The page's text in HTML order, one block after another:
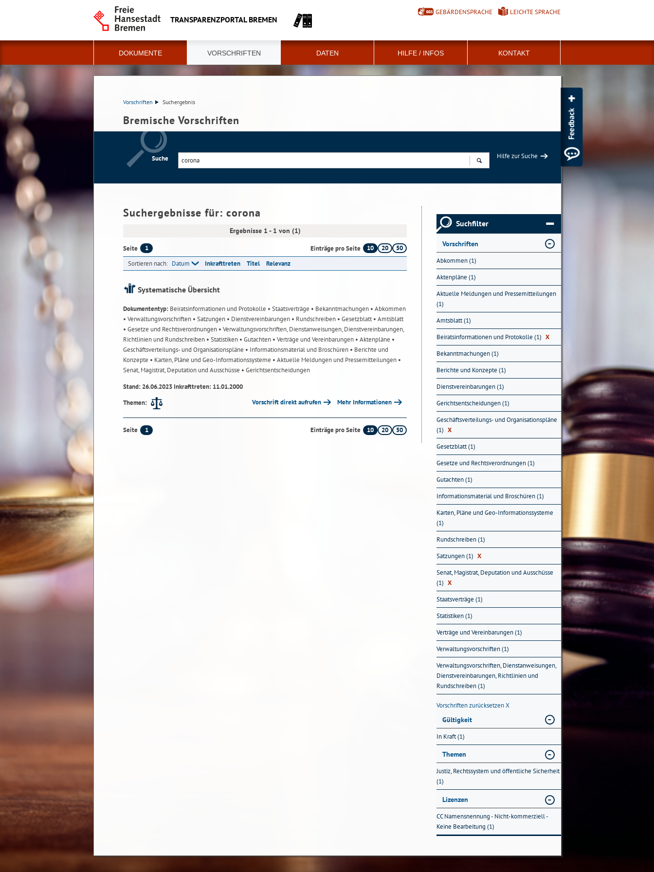
TRANSPARENZPORTAL BREMEN
GEBÄRDENSPRACHE LEICHTE SPRACHE
DOKUMENTE VORSCHRIFTEN DATEN HILFE / INFOS KONTAKT
Vorschriften Suchergebnis
Bremische Vorschriften
Suche
Hilfe zur Suche
Suchergebnisse für: corona
Ergebnisse 1 - 1 von (1)
Seite 1 Einträge pro Seite 10 20
50
Sortieren nach: Datum Inkrafttreten Titel Relevanz
Systematische Übersicht
Dokumententyp: Beiratsinformationen und Protokolle • Staatsverträge • Bekanntmachungen • Abkommen
• Verwaltungsvorschriften • Satzungen • Dienstvereinbarungen • Rundschreiben • Gesetzblatt• Amtsblatt
• Gesetze und Rechtsverordnungen • Verwaltungsvorschriften, Dienstanweisungen, Dienstvereinbarungen,
Richtlinien und Rundschreiben • Statistiken • Gutachten • Verträge und Vereinbarungen • Aktenpläne •
Geschäftsverteilungs- und Organisationspläne • Informationsmaterial und Broschüren • Berichte und
Konzepte • Karten, Pläne und Geo-Informationssysteme • Aktuelle Meldungen und Pressemitteilungen •
Senat, Magistrat, Deputation und Ausschüsse • Gerichtsentscheidungen
Stand: 26.06.2023 Inkrafttreten: 11.01.2000
Themen:
Vorschrift direkt aufrufen Mehr Informationen
Seite 1 Einträge pro Seite 10 20 50
Suchfilter
Vorschriften
Abkommen (1)
Aktenpläne (1)
Aktuelle Meldungen und Pressemitteilungen
(1)
Amtsblatt (1)
Beiratsinformationen und Protokolle (1) X
Bekanntmachungen (1)
Berichte und Konzepte (1)
Dienstvereinbarungen (1)
Gerichtsentscheidungen (1)
Geschäftsverteilungs- und Organisationspläne
(1) X
Gesetzblatt (1)
Gesetze und Rechtsverordnungen (1)
Gutachten (1)
Informationsmaterial und Broschüren (1)
Karten, Pläne und Geo-Informationssysteme
(1)
Rundschreiben (1)
Satzungen (1) X
Senat, Magistrat, Deputation und Ausschüsse
(1) X
Staatsverträge (1)
Statistiken (1)
Verträge und Vereinbarungen (1)
Verwaltungsvorschriften (1)
Verwaltungsvorschriften, Dienstanweisungen,
Dienstvereinbarungen, Richtlinien und
Rundschreiben (1)
Vorschriften zurücksetzenX
Gültigkeit
In Kraft (1)
Themen
Justiz, Rechtssystem und öffentliche Sicherheit
(1)
Lizenzen
CC Namensnennung - Nicht-kommerziell -
Keine Bearbeitung (1)